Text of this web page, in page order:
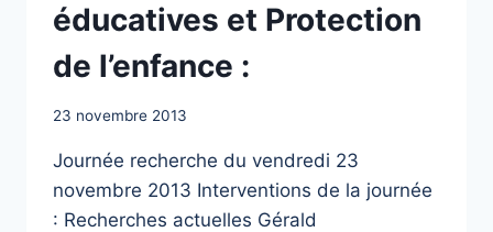
éducatives et Protection
de l’enfance :
23 novembre 2013
Journée recherche du vendredi 23
novembre 2013 Interventions de la journée
: Recherches actuelles Gérald